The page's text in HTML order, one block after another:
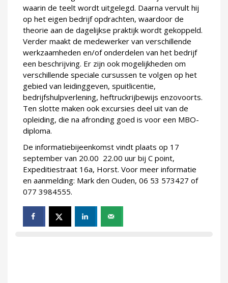
waarin de teelt wordt uitgelegd. Daarna vervult hij
op het eigen bedrijf opdrachten, waardoor de
theorie aan de dagelijkse praktijk wordt gekoppeld.
Verder maakt de medewerker van verschillende
werkzaamheden en/of onderdelen van het bedrijf
een beschrijving. Er zijn ook mogelijkheden om
verschillende speciale cursussen te volgen op het
gebied van leidinggeven, spuitlicentie,
bedrijfshulpverlening, heftruckrijbewijs enzovoorts.
Ten slotte maken ook excursies deel uit van de
opleiding, die na afronding goed is voor een MBO-
diploma.
De informatiebijeenkomst vindt plaats op 17
september van 20.00  22.00 uur bij C point,
Expeditiestraat 16a, Horst. Voor meer informatie
en aanmelding: Mark den Ouden, 06 53 573427 of
077 3984555.